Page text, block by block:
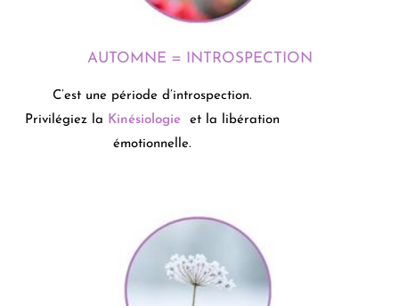
AUTOMNE = INTROSPECTION
C’est une période d’introspection.
Privilégiez la Kinésiologie
et la libération
émotionnelle.